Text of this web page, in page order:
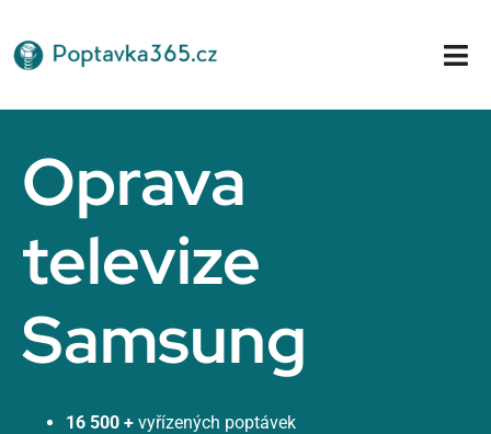
na
obsah
Oprava
televize
Samsung
16 500 + vyřízených poptávek